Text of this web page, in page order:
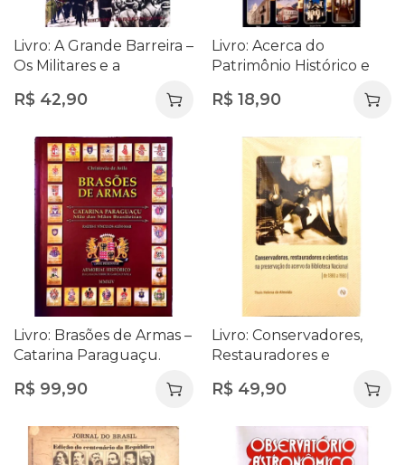
Livro: A Grande Barreira –
Os Militares e a
Brasil (1930-1968)
R$ 42,90
Livro: Acerca do
Patrimônio Histórico e
Eugênio Ferraz
R$ 18,90
Livro: Brasões de Armas –
Catarina Paraguaçu.
R$ 99,90
Livro: Conservadores,
Restauradores e
Preservação do Acervo
(1880–1980) – Thais
Helena de Almeida |
R$ 49,90